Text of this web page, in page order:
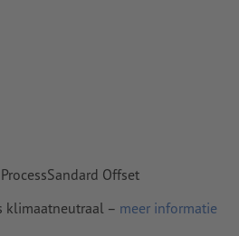
Offset
klimaatneutraal – meer informatie